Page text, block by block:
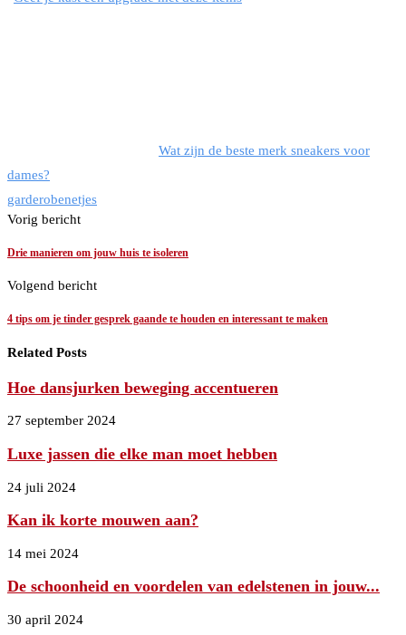
Wat zijn de beste merk sneakers voor
dames?
garderobenetjes
Vorig bericht
Drie manieren om jouw huis te isoleren
Volgend bericht
4 tips om je tinder gesprek gaande te houden en interessant te maken
Related Posts
Hoe dansjurken beweging accentueren
27 september 2024
Luxe jassen die elke man moet hebben
24 juli 2024
Kan ik korte mouwen aan?
14 mei 2024
De schoonheid en voordelen van edelstenen in jouw...
30 april 2024